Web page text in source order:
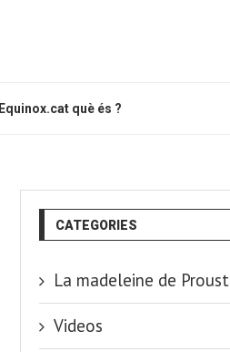
Equinox.cat què és ?
CATEGORIES
La madeleine de Proust
Videos